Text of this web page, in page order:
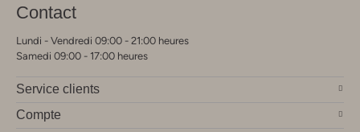
Contact
Lundi - Vendredi 09:00 - 21:00 heures
Samedi 09:00 - 17:00 heures
Service clients
Compte